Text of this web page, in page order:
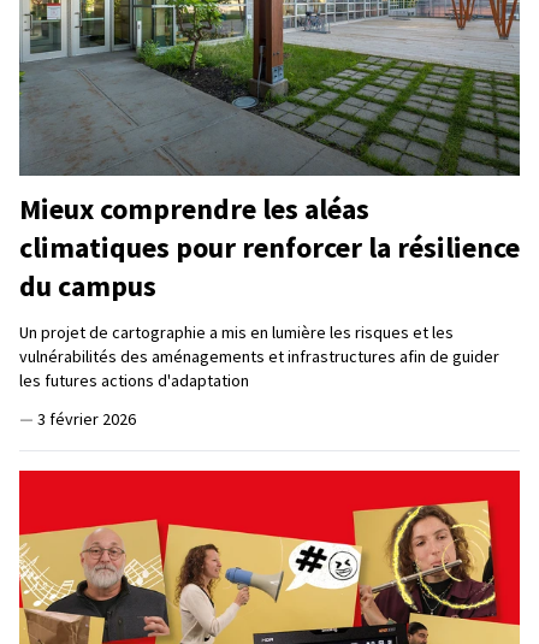
Mieux comprendre les aléas
climatiques pour renforcer la résilience
du campus
Un projet de cartographie a mis en lumière les risques et les
vulnérabilités des aménagements et infrastructures afin de guider
les futures actions d'adaptation
— 3 février 2026